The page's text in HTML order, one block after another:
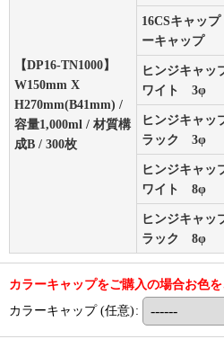
【DP16-TN1000】
W150mm X
H270mm(B41mm) /
容量1,000ml / 材質構
成B / 300枚
16CSキャッ
ーキャップ
ヒンジキャ
ワイト 3φ
ヒンジキャ
ラック 3φ
ヒンジキャ
ワイト 8φ
ヒンジキャ
ラック 8φ
カラーキャップをご購入の場合お色
カラーキャップ(任意):